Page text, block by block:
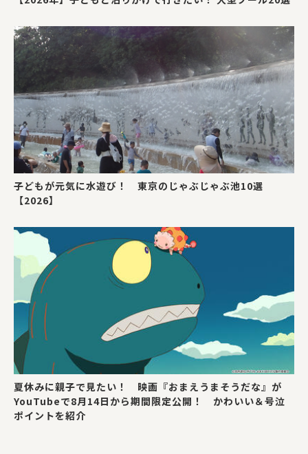
子どもが元気に水遊び！ 東京のじゃぶじゃぶ池10選
【2026】
夏休みに親子で見たい！ 映画『おまえうまそうだな』が
YouTubeで8月14日から期間限定公開！ かわいい＆号泣
ポイントを紹介